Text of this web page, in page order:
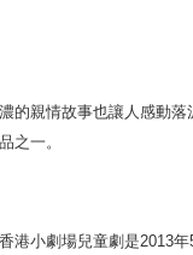
親情故事也讓人感動落
之一。
小劇場兒童劇是2013年